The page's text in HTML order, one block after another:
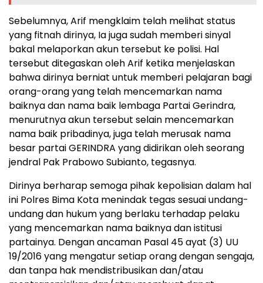
Sebelumnya, Arif mengklaim telah melihat status
yang fitnah dirinya, Ia juga sudah memberi sinyal
bakal melaporkan akun tersebut ke polisi. Hal
tersebut ditegaskan oleh Arif ketika menjelaskan
bahwa dirinya berniat untuk memberi pelajaran bagi
orang-orang yang telah mencemarkan nama
baiknya dan nama baik lembaga Partai Gerindra,
menurutnya akun tersebut selain mencemarkan
nama baik pribadinya, juga telah merusak nama
besar partai GERINDRA yang didirikan oleh seorang
jendral Pak Prabowo Subianto, tegasnya.
Dirinya berharap semoga pihak kepolisian dalam hal
ini Polres Bima Kota menindak tegas sesuai undang-
undang dan hukum yang berlaku terhadap pelaku
yang mencemarkan nama baiknya dan istitusi
partainya. Dengan ancaman Pasal 45 ayat (3) UU
19/2016 yang mengatur setiap orang dengan sengaja,
dan tanpa hak mendistribusikan dan/atau